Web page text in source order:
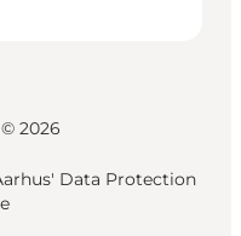
2026
Data Protection